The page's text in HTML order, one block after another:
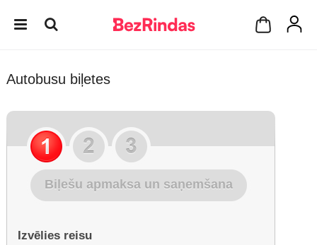
Autobusu biļetes
Biļešu apmaksa un saņemšana
Izvēlies reisu